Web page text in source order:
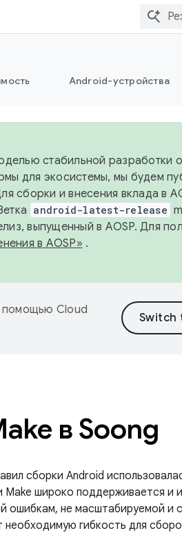
Android-устройства
стабильной разработки
для экосистемы, мы будем
сборки и внесения вклада в
android-latest-release
выпущенный в AOSP. Для
в AOSP» .
помощью Cloud
в Soong
сборки Android
Make широко поддерживается и
ошибкам, не масштабируемой и
гибкость для